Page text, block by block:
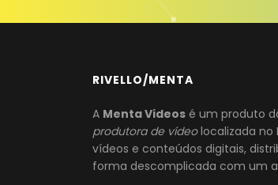
RIVELLO/MENTA
A Menta Videos é um produto
produtora de vídeolocalizada no
vídeos e conteúdos digitais,
forma descomplicada com um